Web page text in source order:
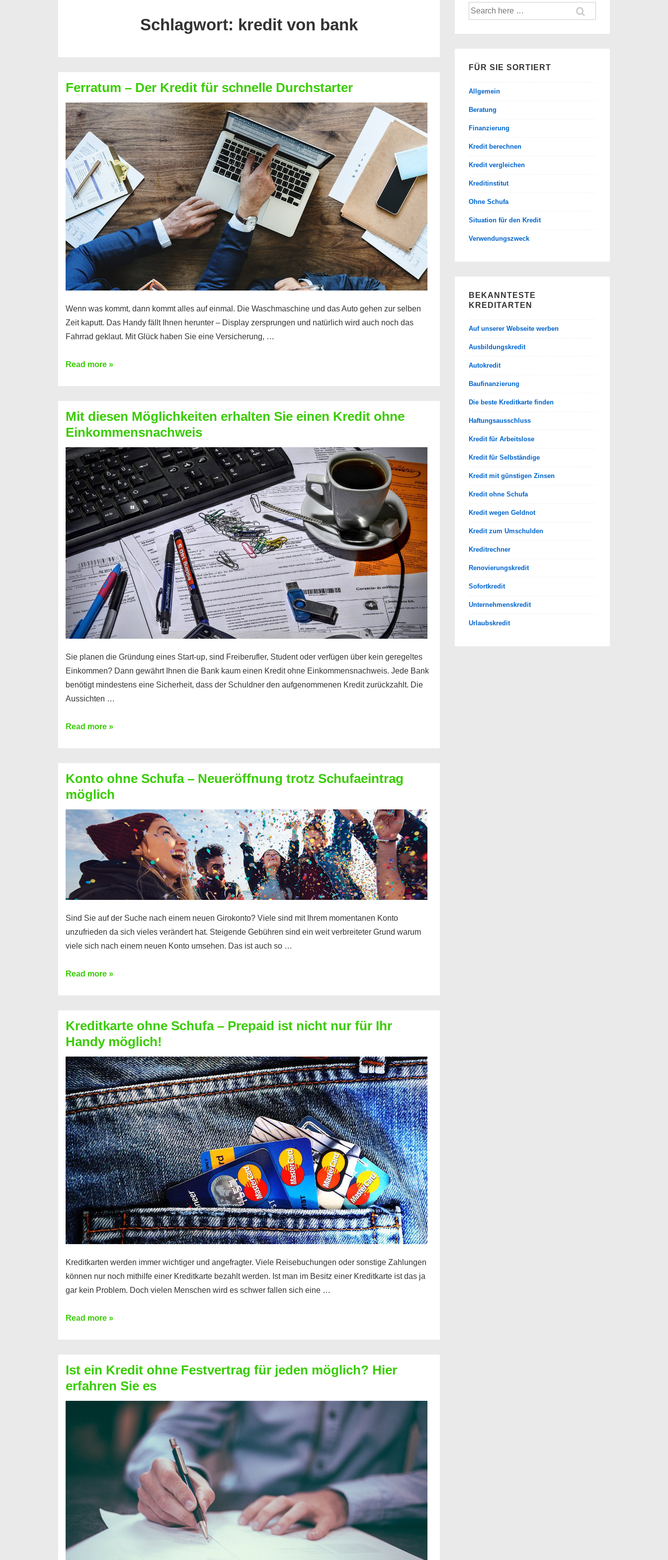
Schlagwort: kredit von bank
Ferratum – Der Kredit für schnelle Durchstarter
Wenn was kommt, dann kommt alles auf einmal. Die Waschmaschine und das Auto gehen zur selben
Zeit kaputt. Das Handy fällt Ihnen herunter – Display zersprungen und natürlich wird auch noch das
Fahrrad geklaut. Mit Glück haben Sie eine Versicherung, …
Ferratum
für
schnelle
Durchstarter
Read more »
Mit diesen Möglichkeiten erhalten Sie einen Kredit ohne
Einkommensnachweis
Sie planen die Gründung eines Start-up, sind Freiberufler, Student oder verfügen über kein geregeltes
Einkommen? Dann gewährt Ihnen die Bank kaum einen Kredit ohne Einkommensnachweis. Jede Bank
benötigt mindestens eine Sicherheit, dass der Schuldner den aufgenommenen Kredit zurückzahlt. Die
Aussichten …
Mit
Sie
einen
Kredit
ohne
Einkommensnachweis
Read more »
Konto ohne Schufa – Neueröffnung trotz Schufaeintrag
möglich
Sind Sie auf der Suche nach einem neuen Girokonto? Viele sind mit Ihrem momentanen Konto
unzufrieden da sich vieles verändert hat. Steigende Gebühren sind ein weit verbreiteter Grund warum
viele sich nach einem neuen Konto umsehen. Das ist auch so …
Konto
Neueröffnung
trotz
Schufaeintrag
möglich
Read more »
Kreditkarte ohne Schufa – Prepaid ist nicht nur für Ihr
Handy möglich!
Kreditkarten werden immer wichtiger und angefragter. Viele Reisebuchungen oder sonstige Zahlungen
können nur noch mithilfe einer Kreditkarte bezahlt werden. Ist man im Besitz einer Kreditkarte ist das ja
gar kein Problem. Doch vielen Menschen wird es schwer fallen sich eine …
Kreditkarte
Prepaid
ist
nicht
Read more »
Ist ein Kredit ohne Festvertrag für jeden möglich? Hier
erfahren Sie es
Suche
nach:
FÜR SIE SORTIERT
Allgemein
Beratung
Finanzierung
Kredit berechnen
Kredit vergleichen
Kreditinstitut
Ohne Schufa
Situation für den Kredit
Verwendungszweck
BEKANNTESTE
KREDITARTEN
Auf unserer Webseite werben
Ausbildungskredit
Autokredit
Baufinanzierung
Die beste Kreditkarte finden
Haftungsausschluss
Kredit für Arbeitslose
Kredit für Selbständige
Kredit mit günstigen Zinsen
Kredit ohne Schufa
Kredit wegen Geldnot
Kredit zum Umschulden
Kreditrechner
Renovierungskredit
Sofortkredit
Unternehmenskredit
Urlaubskredit